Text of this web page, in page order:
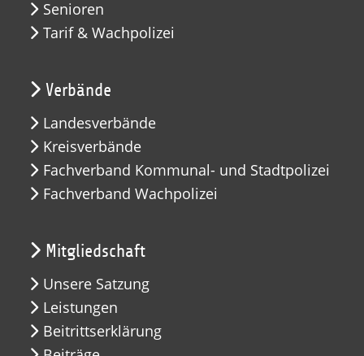
Senioren
Tarif & Wachpolizei
Verbände
Landesverbände
Kreisverbände
Fachverband Kommunal- und Stadtpolizei
Fachverband Wachpolizei
Mitgliedschaft
Unsere Satzung
Leistungen
Beitrittserklärung